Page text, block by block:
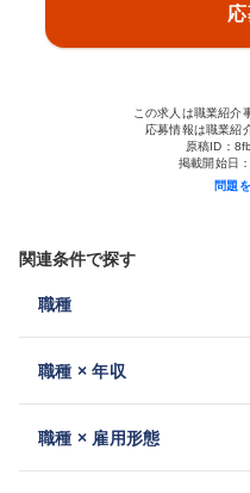
この求人は職業紹介
応募情報は職業紹
原稿ID：
掲載開始日
問題
関連条件で探す
職種
職種 × 年収
職種 × 雇用形態